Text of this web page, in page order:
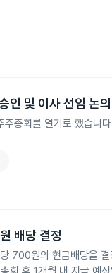
인 및 이사 선임 논의
총회를 열기로 했습니
배당 결정
700원의 현금배당을